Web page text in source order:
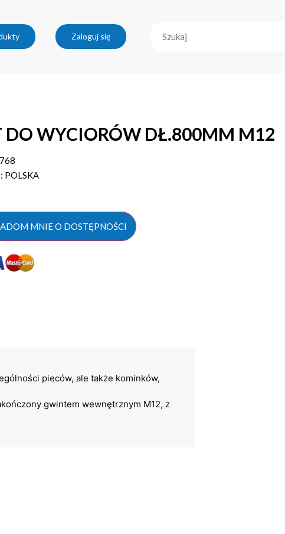
Zaloguj się
DO WYCIORÓW DŁ.800MM M12
POLSKA
MNIE O DOSTĘPNOŚCI
pieców, ale także kominków,
gwintem wewnętrznym M12, z